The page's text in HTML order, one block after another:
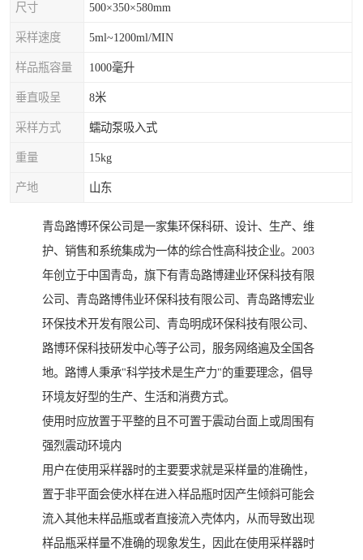
尺寸 500×350×580mm
采样速度 5ml~1200ml/MIN
样品瓶容量 1000毫升
垂直吸呈 8米
采样方式 蠕动泵吸入式
重量 15kg
产地 山东
青岛路博环保公司是一家集环保科研、设计、生产、维
护、销售和系统集成为一体的综合性高科技企业。2003
年创立于中国青岛，旗下有青岛路博建业环保科技有限
公司、青岛路博伟业环保科技有限公司、青岛路博宏业
环保技术开发有限公司、青岛明成环保科技有限公司、
路博环保科技研发中心等子公司，服务网络遍及全国各
地。路博人秉承"科学技术是生产力"的重要理念，倡导
环境友好型的生产、生活和消费方式。
使用时应放置于平整的且不可置于震动台面上或周围有
强烈震动环境内
用户在使用采样器时的主要要求就是采样量的准确性，
置于非平面会使水样在进入样品瓶时因产生倾斜可能会
流入其他未样品瓶或者直接流入壳体内，从而导致出现
样品瓶采样量不准确的现象发生，因此在使用采样器时